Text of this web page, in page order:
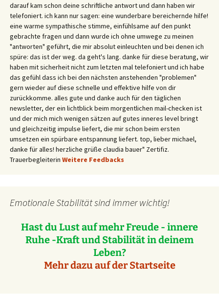
darauf kam schon deine schriftliche antwort und dann haben wir
telefoniert. ich kann nur sagen: eine wunderbare bereichernde hilfe!
eine warme sympathische stimme, einfühlsame auf den punkt
gebrachte fragen und dann wurde ich ohne umwege zu meinen
"antworten" geführt, die mir absolut einleuchten und bei denen ich
spüre: das ist der weg. da geht's lang. danke für diese beratung, wir
haben mit sicherheit nicht zum letzten mal telefoniert und ich habe
das gefühl dass ich bei den nächsten anstehenden "problemen"
gern wieder auf diese schnelle und effektive hilfe von dir
zurückkomme. alles gute und danke auch für den täglichen
newsletter, der ein lichtblick beim morgentlichen mail-checken ist
und der mich mich wenigen sätzen auf gutes inneres level bringt
und gleichzeitig impulse liefert, die mir schon beim ersten
umsetzen ein spürbare entspannung liefert. top, lieber michael,
danke für alles! herzliche grüße claudia bauer" Zertifiz.
Trauerbegleiterin Weitere Feedbacks
Emotionale Stabilität sind immer wichtig!
Hast du Lust auf mehr Freude - innere
Ruhe -Kraft und Stabilität in deinem
Leben?
Mehr dazu auf der Startseite